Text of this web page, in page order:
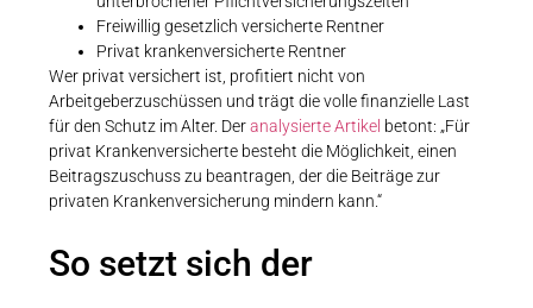
Freiwillig gesetzlich versicherte Rentner
Privat krankenversicherte Rentner
Wer privat versichert ist, profitiert nicht von
Arbeitgeberzuschüssen und trägt die volle finanzielle Last
für den Schutz im Alter. Deranalysierte Artikel betont: „Für
privat Krankenversicherte besteht die Möglichkeit, einen
Beitragszuschuss zu beantragen, der die Beiträge zur
privaten Krankenversicherung mindern kann.“
So setzt sich der